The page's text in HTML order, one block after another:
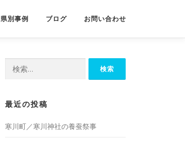
県別事例 ブログ お問い合わせ
最近の投稿
寒川町／寒川神社の養蚕祭事